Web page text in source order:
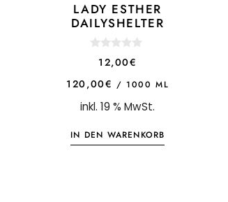
LADY ESTHER
DAILYSHELTER
t
f
12,00€
120,00€ / 1000 ML
inkl. 19 % MwSt.
IN DEN WARENKORB